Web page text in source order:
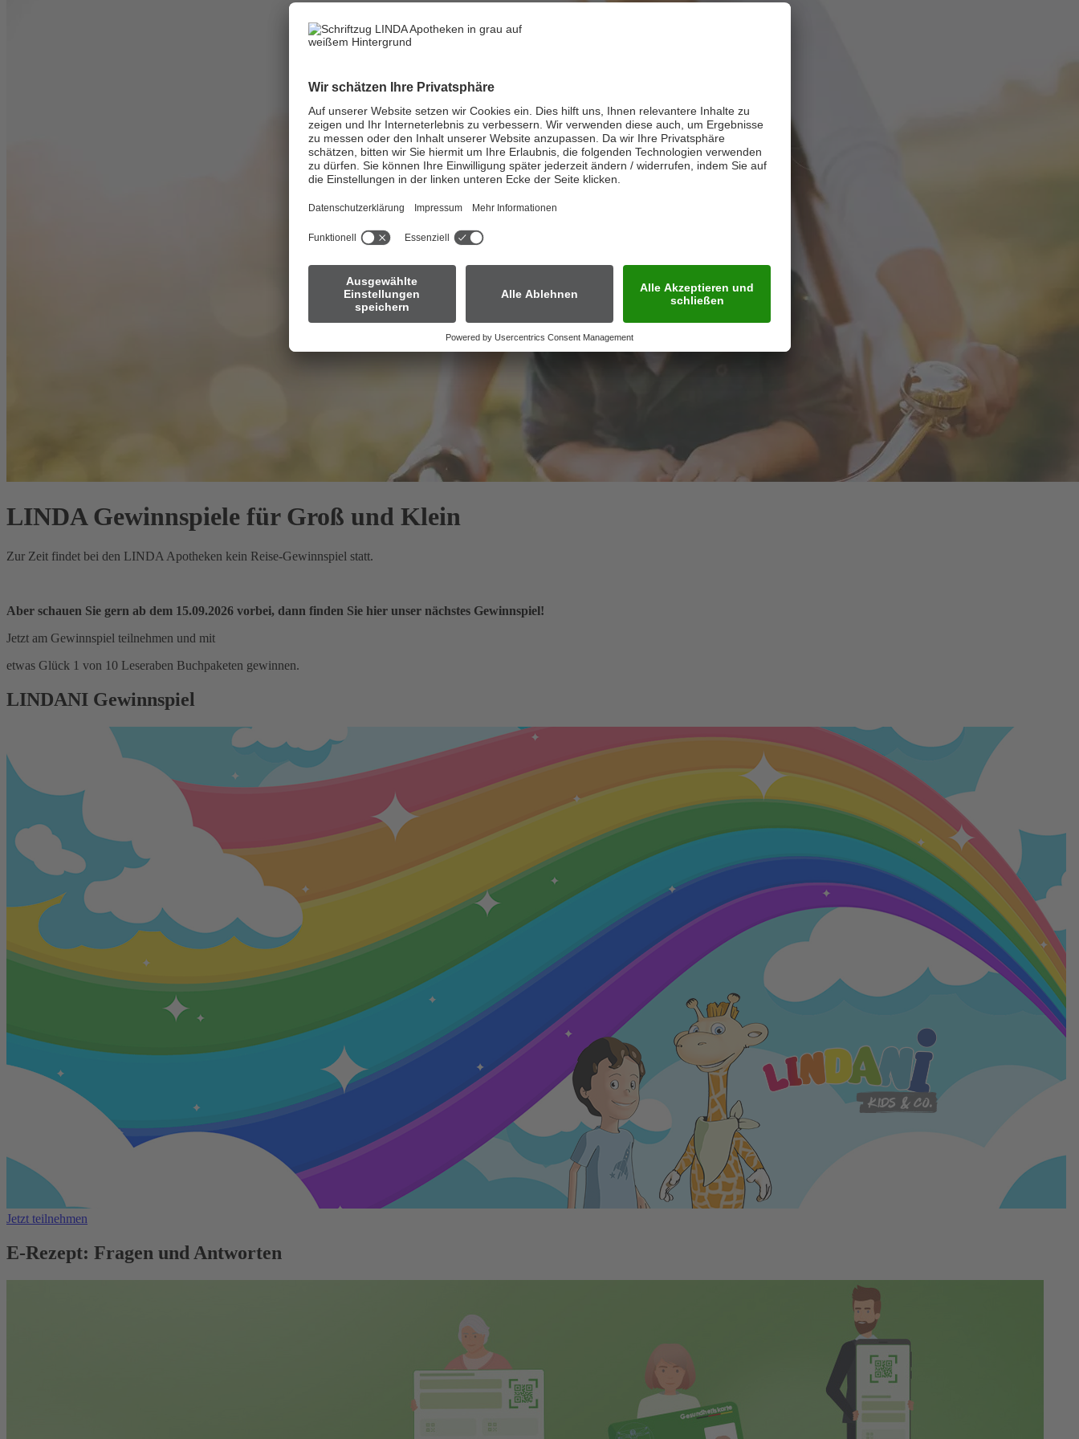
LINDA Gewinnspiele für Groß und Klein
Zur Zeit findet bei den LINDA Apotheken kein Reise-Gewinnspiel statt.
Aber schauen Sie gern ab dem 15.09.2026 vorbei, dann finden Sie hier unser nächstes Gewinnspiel!
Jetzt am Gewinnspiel teilnehmen und mit
etwas Glück 1 von 10 Leseraben Buchpaketen gewinnen.
LINDANI Gewinnspiel
Jetzt teilnehmen
E-Rezept: Fragen und Antworten